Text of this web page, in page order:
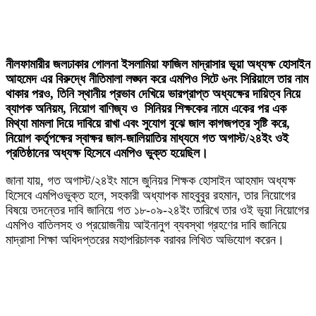
নীলফামারীর জলঢাকার গোলনা ইসলামিয়া ফাজিল মাদ্রাসার ভূয়া অধ্যক্ষ হোসাইন
আহমেদ এর বিরুদ্ধে নীতিমালা লঙ্ঘন করে এমপিও সিটে ৬নং সিরিয়ালে তার নাম
থাকার পরও, তিনি স্থানীয় প্রভাব দেখিয়ে ভারপ্রাপ্ত অধ্যক্ষের দায়িত্ব নিয়ে
ব্যাপক অনিয়ম, নিয়োগ বাণিজ্য ও সিনিয়র শিক্ষকের নামে একের পর এক
মিথ্যা মামলা দিয়ে দাবিয়ে রাখা এবং সুযোগ বুঝে জাল কাগজপত্র সৃষ্টি করে,
নিয়োগ কর্তৃপক্ষের স্বাক্ষর জাল-জালিয়াতির মাধ্যমে গত অগাস্ট/২৪ইং ওই
প্রতিষ্ঠানের অধ্যক্ষ হিসেবে এমপিও ভুক্ত হয়েছিল।
জানা যায়, গত অগাস্ট/২৪ইং মাসে জুনিয়র শিক্ষক হোসাইন আহমাদ অধ্যক্ষ
হিসেবে এমপিওভুক্ত হলে, সহকারী অধ্যাপক মাহবুবুর রহমান, তার নিয়োগের
বিষয়ে তদন্তের দাবি জানিয়ে গত ১৮-০৯-২৪ইং তারিখে তার ওই ভূয়া নিয়োগের
এমপিও বাতিলসহ ও প্রয়োজনীয় আইনানুগ ব্যবস্থা গ্রহণের দাবি জানিয়ে
মাদ্রাসা শিক্ষা অধিদপ্তরের মহাপরিচালক বরাবর লিখিত অভিযোগ করেন।